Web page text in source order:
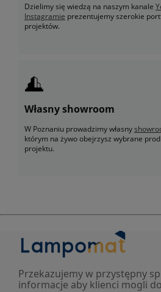
Dzielimy się wiedzą na naszym kanale
Instagramie prezentujemy szerokie
projektów.
Własny showroom
W Poznaniu prowadzimy własny
którym na żywo obejrzysz wybrane
projektu.
Przekazujemy w przystępny
informacje aby klienci mogli